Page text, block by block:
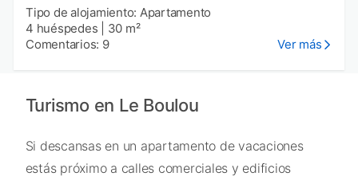
Tipo de alojamiento: Apartamento
4 huéspedes
30 m²
Comentarios: 9
Ver más
Turismo en Le Boulou
Si descansas en un apartamento de vacaciones
estás próximo a calles comerciales y edificios